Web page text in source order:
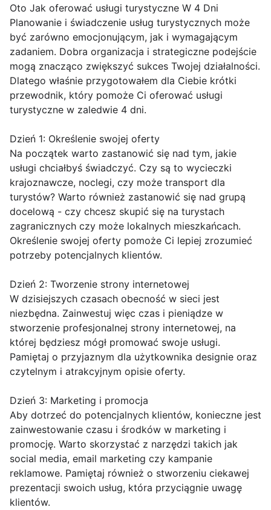
Oto Jak oferować usługi turystyczne W 4 Dni
Planowanie i świadczenie usług turystycznych może
być zarówno emocjonującym, jak i wymagającym
zadaniem. Dobra organizacja i strategiczne podejście
mogą znacząco zwiększyć sukces Twojej działalności.
Dlatego właśnie przygotowałem dla Ciebie krótki
przewodnik, który pomoże Ci oferować usługi
turystyczne w zaledwie 4 dni.
Dzień 1: Określenie swojej oferty
Na początek warto zastanowić się nad tym, jakie
usługi chciałbyś świadczyć. Czy są to wycieczki
krajoznawcze, noclegi, czy może transport dla
turystów? Warto również zastanowić się nad grupą
docelową - czy chcesz skupić się na turystach
zagranicznych czy może lokalnych mieszkańcach.
Określenie swojej oferty pomoże Ci lepiej zrozumieć
potrzeby potencjalnych klientów.
Dzień 2: Tworzenie strony internetowej
W dzisiejszych czasach obecność w sieci jest
niezbędna. Zainwestuj więc czas i pieniądze w
stworzenie profesjonalnej strony internetowej, na
której będziesz mógł promować swoje usługi.
Pamiętaj o przyjaznym dla użytkownika designie oraz
czytelnym i atrakcyjnym opisie oferty.
Dzień 3: Marketing i promocja
Aby dotrzeć do potencjalnych klientów, konieczne jest
zainwestowanie czasu i środków w marketing i
promocję. Warto skorzystać z narzędzi takich jak
social media, email marketing czy kampanie
reklamowe. Pamiętaj również o stworzeniu ciekawej
prezentacji swoich usług, która przyciągnie uwagę
klientów.